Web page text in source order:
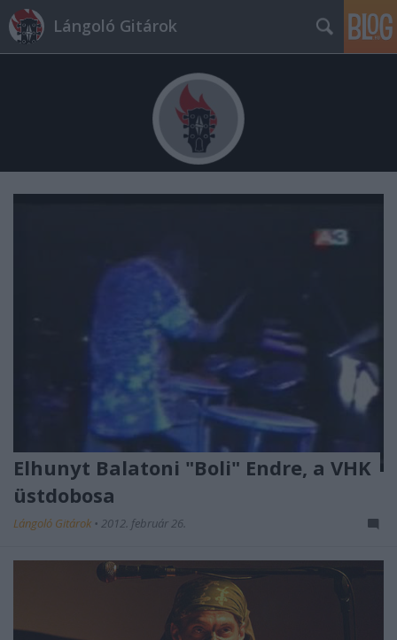
Lángoló Gitárok
Elhunyt Balatoni "Boli" Endre, a VHK
üstdobosa
Lángoló Gitárok • 2012. február 26.